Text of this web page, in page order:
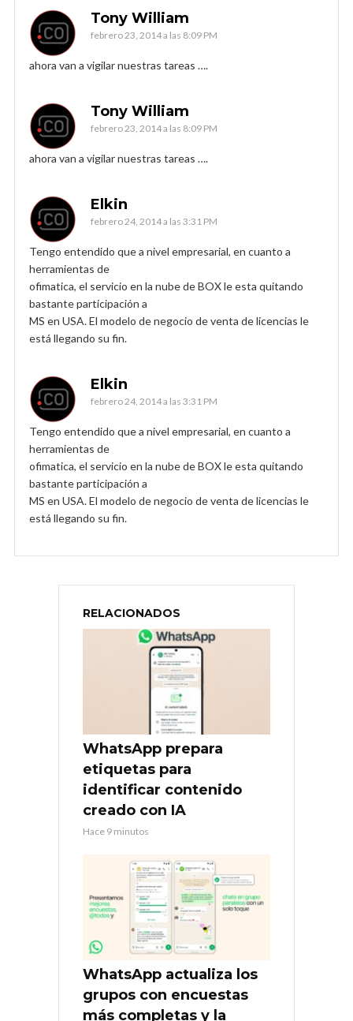
Tony William
febrero 23, 2014 a las 8:09 PM
ahora van a vigilar nuestras tareas ….
Tony William
febrero 23, 2014 a las 8:09 PM
ahora van a vigilar nuestras tareas ….
Elkin
febrero 24, 2014 a las 3:31 PM
Tengo entendido que a nivel empresarial, en cuanto a
herramientas de
ofimatica, el servicio en la nube de BOX le esta quitando
bastante participación a
MS en USA. El modelo de negocio de venta de licencias le
está llegando su fin.
Elkin
febrero 24, 2014 a las 3:31 PM
Tengo entendido que a nivel empresarial, en cuanto a
herramientas de
ofimatica, el servicio en la nube de BOX le esta quitando
bastante participación a
MS en USA. El modelo de negocio de venta de licencias le
está llegando su fin.
RELACIONADOS
WhatsApp prepara
etiquetas para
identificar contenido
creado con IA
Hace 9 minutos
WhatsApp actualiza los
grupos con encuestas
más completas y la